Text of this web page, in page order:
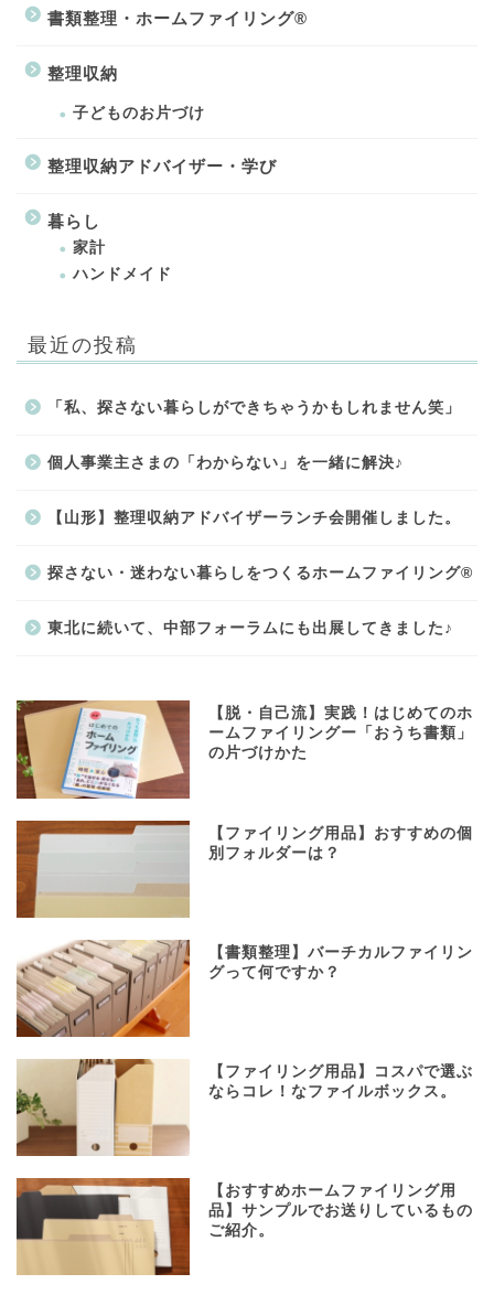
書類整理・ホームファイリング®
整理収納
子どものお片づけ
整理収納アドバイザー・学び
暮らし
家計
ハンドメイド
最近の投稿
「私、探さない暮らしができちゃうかもしれません笑」
個人事業主さまの「わからない」を一緒に解決♪
【山形】整理収納アドバイザーランチ会開催しました。
探さない・迷わない暮らしをつくるホームファイリング®
東北に続いて、中部フォーラムにも出展してきました♪
【脱・自己流】実践！はじめてのホ
ームファイリングー「おうち書類」
の片づけかた
【ファイリング用品】おすすめの個
別フォルダーは？
【書類整理】バーチカルファイリン
グって何ですか？
【ファイリング用品】コスパで選ぶ
ならコレ！なファイルボックス。
【おすすめホームファイリング用
品】サンプルでお送りしているもの
ご紹介。